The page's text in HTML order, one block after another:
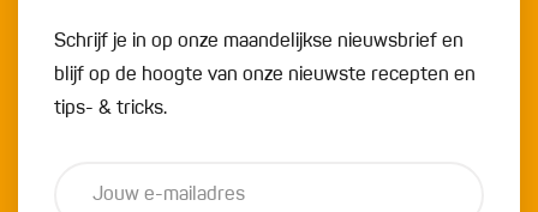
Schrijf je in op onze maandelijkse nieuwsbrief en
blijf op de hoogte van onze nieuwste recepten en
tips- & tricks.